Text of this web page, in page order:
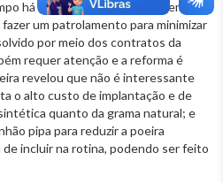
há uma questão de drenagem
um patrolamento para minimizar
por meio dos contratos da
requer atenção e a reforma é
revelou que não é interessante
o alto custo de implantação e de
quanto da grama natural; e
pipa para reduzir a poeira
incluir na rotina, podendo ser feito